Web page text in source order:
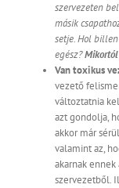
szervezeten
másik
setje. Hol
egész?
Van toxikus
vezető
változtatnia
azt gondolja,
akkor már
valamint az,
akarnak
szervezetből.